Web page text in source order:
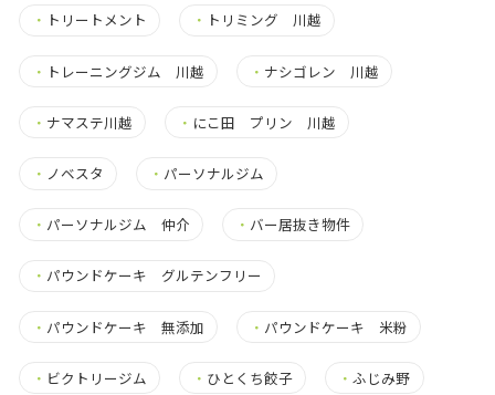
・ トリートメント ・ トリミング 川越
・ トレーニングジム 川越 ・ ナシゴレン 川越
・ ナマステ川越 ・ にこ田 プリン 川越
・ ノベスタ ・ パーソナルジム
・ パーソナルジム 仲介 ・ バー居抜き物件
・ パウンドケーキ グルテンフリー
・ パウンドケーキ 無添加 ・ パウンドケーキ 米粉
・ ビクトリージム ・ ひとくち餃子 ・ふじみ野